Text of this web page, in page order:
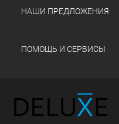
НАШИ ПРЕДЛОЖЕНИЯ
ПОМОЩЬ И СЕРВИСЫ